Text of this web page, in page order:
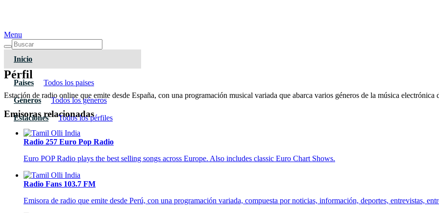
Menu
Inicio
Paises Todos los paises
Géneros Todos los géneros
Estaciones Todos los pérfiles
Pérfil
Estación de radio online que emite desde España, con una programación musical variada que abarca varios géneros de la música electrónica
Emisoras relacionadas
Radio 257 Euro Pop Radio
Euro POP Radio plays the best selling songs across Europe. Also includes classic Euro Chart Shows.
Radio Fans 103.7 FM
Emisora de radio que emite desde Perú, con una programación variada, compuesta por noticias, información, deportes, entrevistas,